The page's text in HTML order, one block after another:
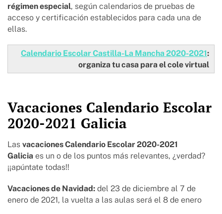
régimen especial, según calendarios de pruebas de
acceso y certificación establecidos para cada una de
ellas.
Calendario Escolar Castilla-La Mancha 2020-2021:
organiza tu casa para el cole virtual
Vacaciones Calendario Escolar
2020-2021 Galicia
Las vacaciones Calendario Escolar 2020-2021
Galicia es un o de los puntos más relevantes, ¿verdad?
¡¡apúntate todas!!
Vacaciones de Navidad: del 23 de diciembre al 7 de
enero de 2021, la vuelta a las aulas será el 8 de enero